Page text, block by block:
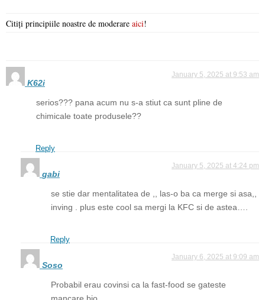
Citiți principiile noastre de moderare aici!
K62i
January 5, 2025 at 9:53 am
serios??? pana acum nu s-a stiut ca sunt pline de
chimicale toate produsele??
Reply
gabi
January 5, 2025 at 4:24 pm
se stie dar mentalitatea de ,, las-o ba ca merge si asa,,
inving . plus este cool sa mergi la KFC si de astea….
Reply
Soso
January 6, 2025 at 9:09 am
Probabil erau covinsi ca la fast-food se gateste
mancare bio…